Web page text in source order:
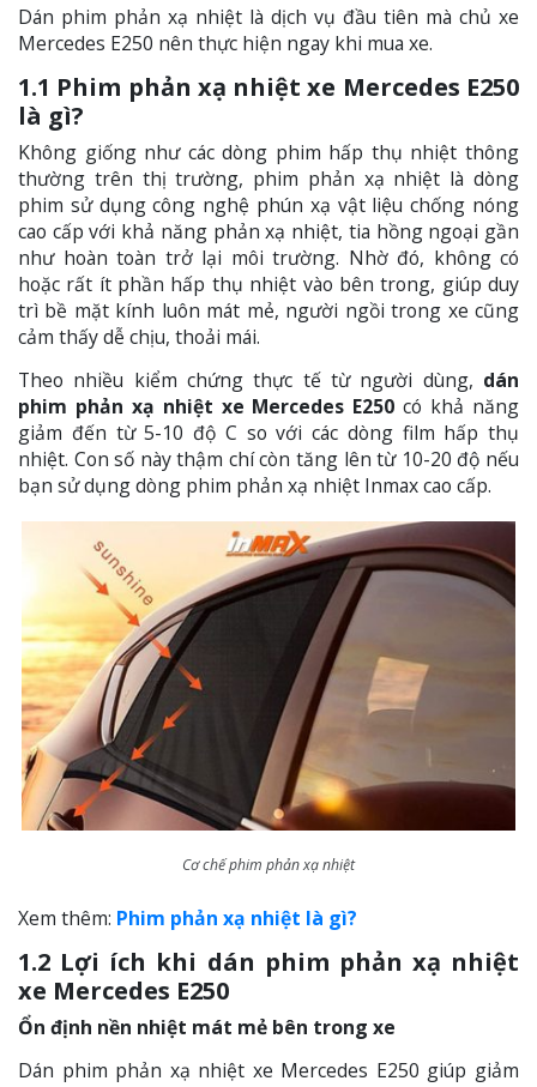
Dán phim phản xạ nhiệt là dịch vụ đầu tiên mà chủ xe
Mercedes E250 nên thực hiện ngay khi mua xe.
1.1 Phim phản xạ nhiệt xe Mercedes E250
là gì?
Không giống như các dòng phim hấp thụ nhiệt thông
thường trên thị trường, phim phản xạ nhiệt là dòng
phim sử dụng công nghệ phún xạ vật liệu chống nóng
cao cấp với khả năng phản xạ nhiệt, tia hồng ngoại gần
như hoàn toàn trở lại môi trường. Nhờ đó, không có
hoặc rất ít phần hấp thụ nhiệt vào bên trong, giúp duy
trì bề mặt kính luôn mát mẻ, người ngồi trong xe cũng
cảm thấy dễ chịu, thoải mái.
Theo nhiều kiểm chứng thực tế từ người dùng, dán
phim phản xạ nhiệt xe Mercedes E250 có khả năng
giảm đến từ 5-10 độ C so với các dòng film hấp thụ
nhiệt. Con số này thậm chí còn tăng lên từ 10-20 độ nếu
bạn sử dụng dòng phim phản xạ nhiệt Inmax cao cấp.
Cơ chế phim phản xạ nhiệt
Xem thêm: Phim phản xạ nhiệt là gì?
1.2 Lợi ích khi dán phim phản xạ nhiệt
xe Mercedes E250
Ổn định nền nhiệt mát mẻ bên trong xe
Dán phim phản xạ nhiệt xe Mercedes E250 giúp giảm